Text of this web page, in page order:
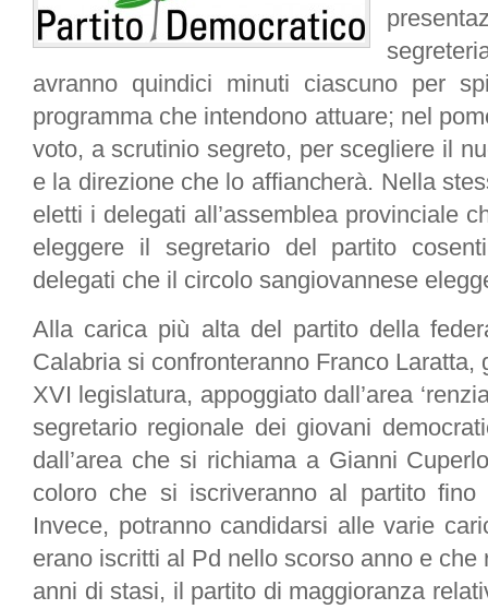
avranno quindici minuti ciascuno per
programma che intendono attuare; nel
voto, a scrutinio segreto, per scegliere il
e la direzione che lo affiancherà. Nella
eletti i delegati all’assemblea provinciale
eleggere il segretario del partito
delegati che il circolo sangiovannese
Alla carica più alta del partito della
Calabria si confronteranno Franco
XVI legislatura, appoggiato dall’area
segretario regionale dei giovani
dall’area che si richiama a Gianni
coloro che si iscriveranno al partito
Invece, potranno candidarsi alle varie
erano iscritti al Pd nello scorso anno e che
anni di stasi, il partito di maggioranza